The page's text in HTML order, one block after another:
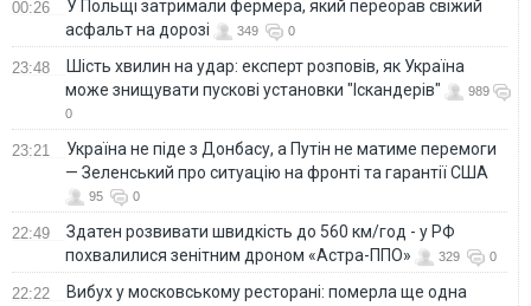
00:26
У Польщі затримали фермера, який переорав свіжий
асфальт на дорозі
349 0
23:48
Шість хвилин на удар: експерт розповів, як Україна
може знищувати пускові установки "Іскандерів"
989
0
23:21
Україна не піде з Донбасу, а Путін не матиме перемоги
— Зеленський про ситуацію на фронті та гарантії США
95 0
22:49
Здатен розвивати швидкість до 560 км/год - у РФ
похвалилися зенітним дроном «Астра-ППО»
329 0
22:22
Вибух у московському ресторані: померла ще одна